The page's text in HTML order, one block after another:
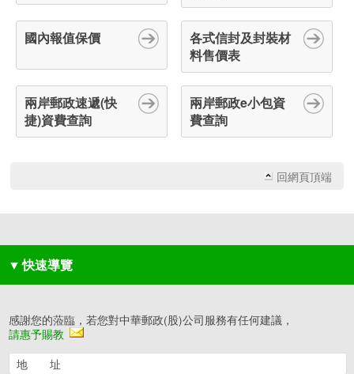
國內報值保價
各式信封及封裝材
料售價表
兩岸郵政速遞(快
捷)資費查詢
兩岸郵政e小包資
費查詢
回網頁頂端
▼ 快速導覽
感謝您的蒞臨，若您對中華郵政(股)公司服務有任何建議，
請惠予賜教
地 址